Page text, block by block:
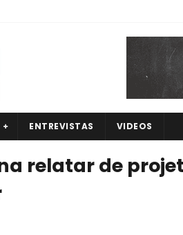
ENTREVISTAS VIDEOS
relatar de